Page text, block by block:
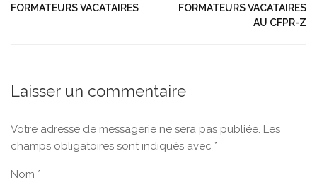
FORMATEURS VACATAIRES
FORMATEURS VACATAIRES
AU CFPR-Z
Laisser un commentaire
Votre adresse de messagerie ne sera pas publiée. Les
champs obligatoires sont indiqués avec *
Nom *